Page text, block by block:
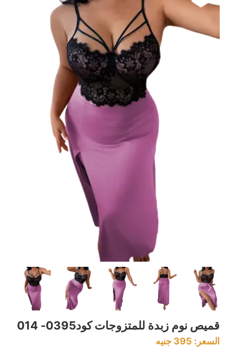
قميص نوم زبدة للمتزوجات كود0395- 014
السعر: 395 جنيه